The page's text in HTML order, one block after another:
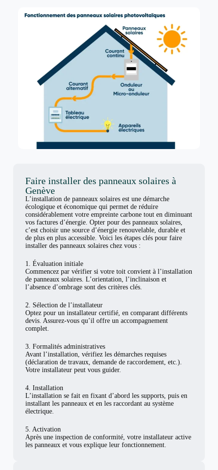
Faire installer des panneaux solaires à
Genève
L’installation de panneaux solaires est une démarche
écologique et économique qui permet de réduire
considérablement votre empreinte carbone tout en diminuant
vos factures d’énergie. Opter pour des panneaux solaires,
c’est choisir une source d’énergie renouvelable, durable et
de plus en plus accessible. Voici les étapes clés pour faire
installer des panneaux solaires chez vous :
1. Évaluation initiale
Commencez par vérifier si votre toit convient à l’installation
de panneaux solaires. L’orientation, l’inclinaison et
l’absence d’ombrage sont des critères clés.
2. Sélection de l’installateur
Optez pour un installateur certifié, en comparant différents
devis. Assurez-vous qu’il offre un accompagnement
complet.
3. Formalités administratives
Avant l’installation, vérifiez les démarches requises
(déclaration de travaux, demande de raccordement, etc.).
Votre installateur peut vous guider.
4. Installation
L’installation se fait en fixant d’abord les supports, puis en
installant les panneaux et en les raccordant au système
électrique.
5. Activation
Après une inspection de conformité, votre installateur active
les panneaux et vous explique leur fonctionnement.